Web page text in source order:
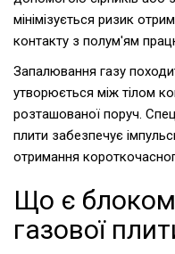
мінімізується ризик
контакту з полум'ям
Запалювання газу
утворюється між тілом
розташованої поруч.
плити забезпечує
отримання
Що є
газової